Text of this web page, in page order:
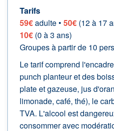
Tarifs
59€adulte • 50€ (12 à 17
10€ (0 à 3 ans)
Groupes à partir de 10
Le tarif comprend
punch planteur et des
plate et gazeuse, jus
limonade, café, thé), le
TVA. L'alcool est
consommer avec